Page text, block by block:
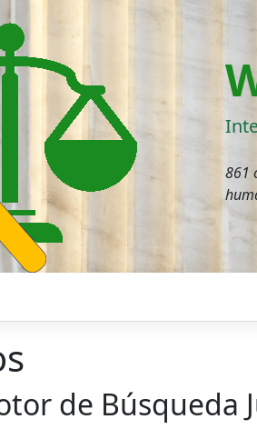
861
de Búsqueda